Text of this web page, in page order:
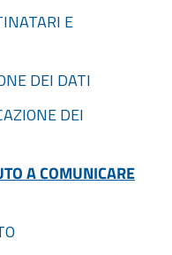
E
DEI DATI
DEI
A COMUNICARE